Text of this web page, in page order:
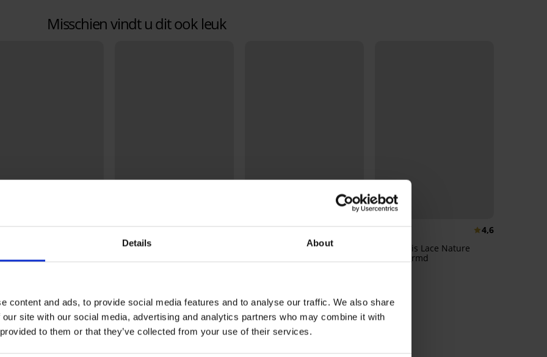
Details About
content and ads, to provide social media features and to analyse our traffic. We also share
site with our social media, advertising and analytics partners who may combine it with
to them or that they’ve collected from your use of their services.
Misschien vindt u dit ook leuk
4,9
€
5
Brazilian slip Delicate Flower
26,99 €
4,9
Minimizer Spacer 3D Gia
62,99 €
4,6
Bh Themis Lace Nature
voorgevormd